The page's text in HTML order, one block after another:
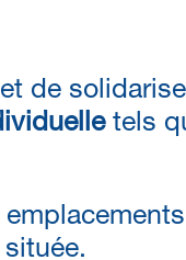
de
tels